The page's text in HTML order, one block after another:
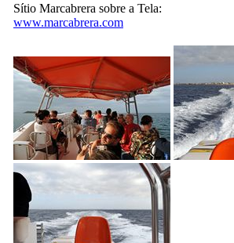
Sítio Marcabrera sobre a Tela:
www.marcabrera.com